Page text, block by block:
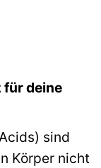
für deine
sind
Körper nicht